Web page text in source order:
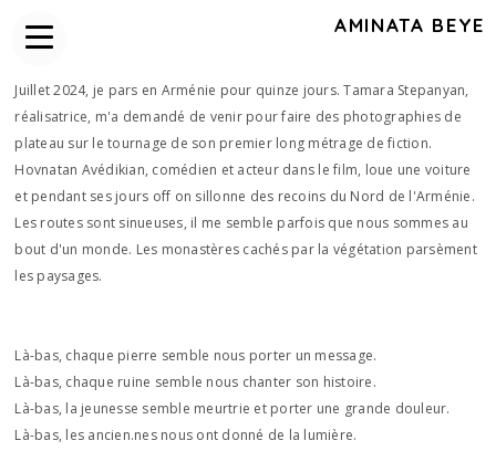
AMINATA BEYE
Juillet 2024, je pars en Arménie pour quinze jours. Tamara Stepanyan,
réalisatrice, m'a demandé de venir pour faire des photographies de
plateau sur le tournage de son premier long métrage de fiction.
Hovnatan Avédikian, comédien et acteur dans le film, loue une voiture
et pendant ses jours off on sillonne des recoins du Nord de l'Arménie.
Les routes sont sinueuses, il me semble parfois que nous sommes au
bout d'un monde. Les monastères cachés par la végétation parsèment
les paysages.
Là-bas, chaque pierre semble nous porter un message.
Là-bas, chaque ruine semble nous chanter son histoire.
Là-bas, la jeunesse semble meurtrie et porter une grande douleur.
Là-bas, les ancien.nes nous ont donné de la lumière.